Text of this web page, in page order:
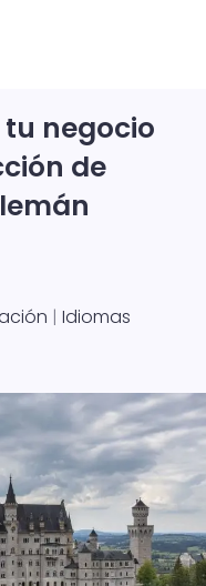
negocio
de
| Idiomas